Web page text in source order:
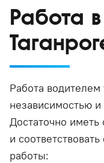
Работа в
Работа водителем
независимостью и
Достаточно
и
работы: